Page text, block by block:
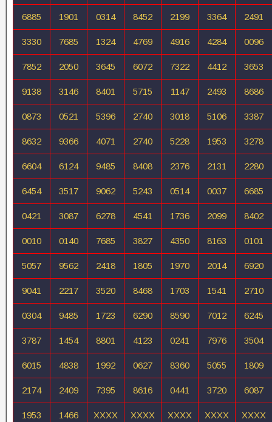
6885 1901 0314 8452 2199 3364 2491
3330 7685 1324 4769 4916 4284 0096
7852 2050 3645 6072 7322 4412 3653
9138 3146 8401 5715 1147 2493 8686
0873 0521 5396 2740 3018 5106 3387
8632 9366 4071 2740 5228 1953 3278
6604 6124 9485 8408 2376 2131 2280
6454 3517 9062 5243 0514 0037 6685
0421 3087 6278 4541 1736 2099 8402
0010 0140 7685 3827 4350 8163 0101
5057 9562 2418 1805 1970 2014 6920
9041 2217 3520 8468 1703 1541 2710
0304 9485 1723 6290 8590 7012 6245
3787 1454 8801 4123 0241 7976 3504
6015 4838 1992 0627 8360 5055 1809
2174 2409 7395 8616 0441 3720 6087
1953 1466 XXXX XXXX XXXX XXXX XXXX